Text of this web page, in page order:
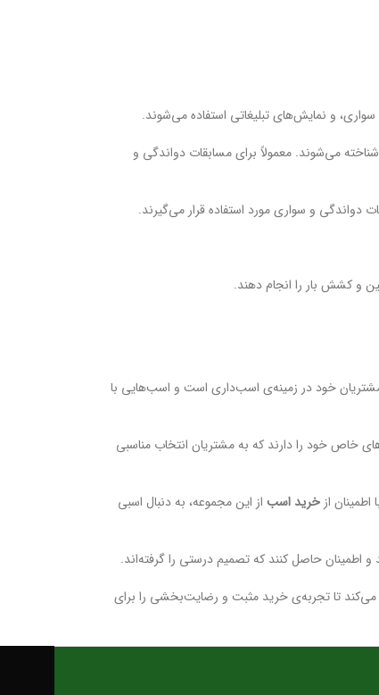
و نمایش‌های تبلیغاتی استفاده می‌شوند.
می‌شوند. معمولاً برای مسابقات دواندگی و
و سواری مورد استفاده قرار می‌گیرند.
و کشش بار را انجام دهند.
مشتریان خود در زمینه‌ی اسب‌داری است و اسب‌هایی با
خاص خود را دارند که به مشتریان انتخاب مناسبی
از خرید اسب از این مجموعه، به دنبال اسبی
حاصل کنند که تصمیم درستی را گرفته‌اند.
می‌کند تا تجربه‌ی خرید مثبت و رضایت‌بخشی را برای